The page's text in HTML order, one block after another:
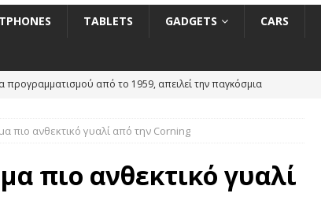
TABLETS GADGETS CARS
Η νέα πηγή πληροφόρησης από την Αστυνομία
Πάφου: Συνεργασία με Cyta για τη δημιουργία data center
Ανοίξτε και εσείς λογαριασμό και πάρτε €10 δώρο
πιο ανθεκτικό γυαλί από την Corning
πιο ανθεκτικό γυαλί